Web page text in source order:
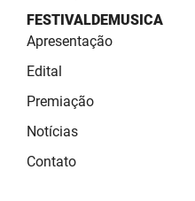
FESTIVALDEMUSICA
Apresentação
Edital
Premiação
Notícias
Contato